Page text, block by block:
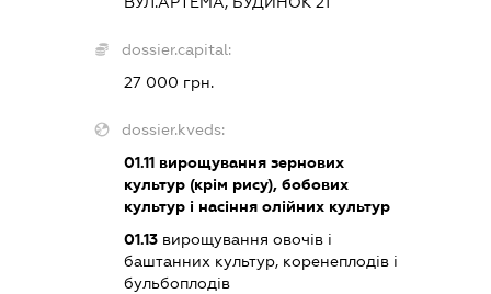
dossier.capital:
27 000 грн.
dossier.kveds:
01.11вирощування зернових
культур (крім рису), бобових
культур і насіння олійних культур
01.13вирощування овочів і
баштанних культур, коренеплодів і
бульбоплодів